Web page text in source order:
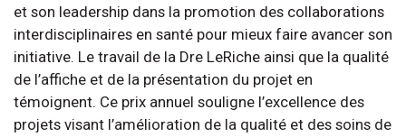
et son leadership dans la promotion des collaborations
interdisciplinaires en santé pour mieux faire avancer son
initiative. Le travail de la Dre LeRiche ainsi que la qualité
de l’affiche et de la présentation du projet en
témoignent. Ce prix annuel souligne l’excellence des
projets visant l’amélioration de la qualité et des soins de